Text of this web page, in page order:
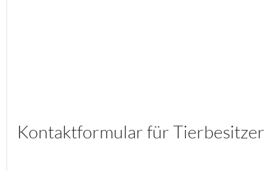
Kontaktformular für Tierbesitzer